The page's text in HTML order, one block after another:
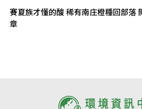
賽夏族才懂的酸 稀有南庄橙種回部落
章